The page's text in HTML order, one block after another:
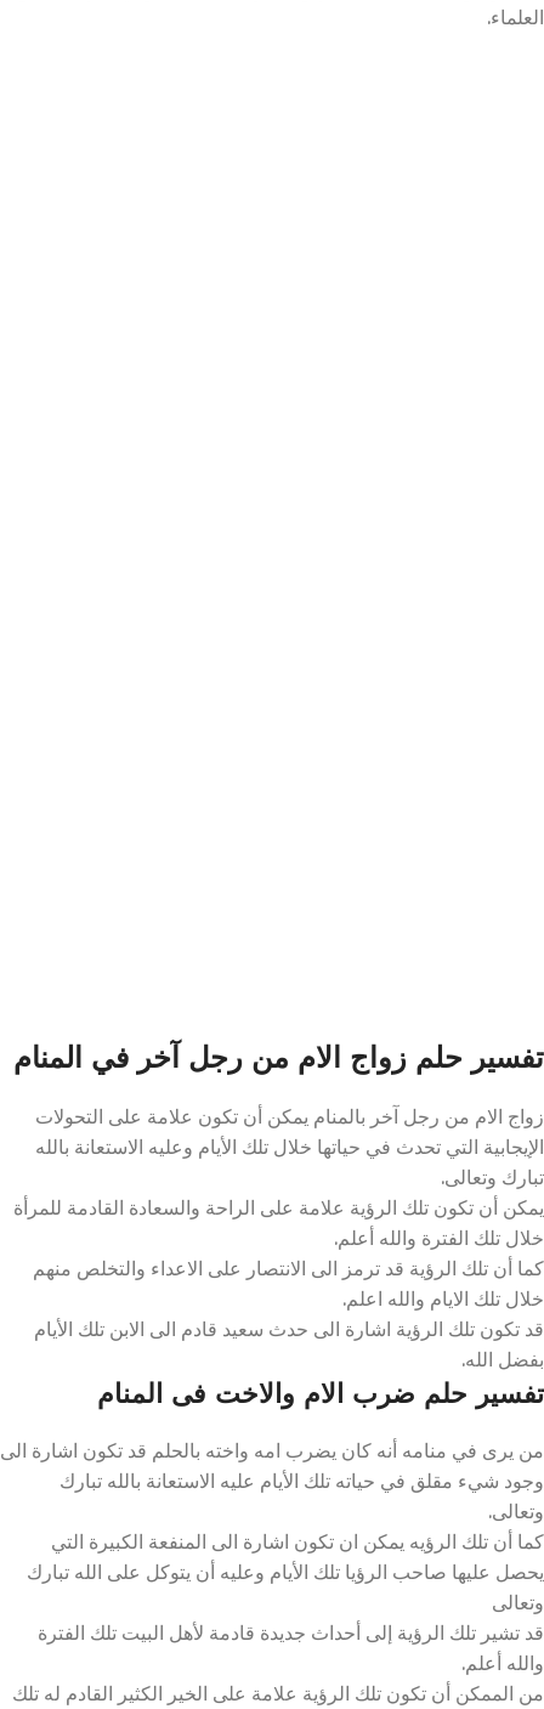
العلماء.
تفسير حلم زواج الام من رجل آخر في المنام
زواج الام من رجل آخر بالمنام يمكن أن تكون علامة على التحولات
الإيجابية التي تحدث في حياتها خلال تلك الأيام وعليه الاستعانة بالله
تبارك وتعالى.
يمكن أن تكون تلك الرؤية علامة على الراحة والسعادة القادمة للمرأة
خلال تلك الفترة والله أعلم.
كما أن تلك الرؤية قد ترمز الى الانتصار على الاعداء والتخلص منهم
خلال تلك الايام والله اعلم.
قد تكون تلك الرؤية اشارة الى حدث سعيد قادم الى الابن تلك الأيام
بفضل الله.
تفسير حلم ضرب الام والاخت فى المنام
من يرى في منامه أنه كان يضرب امه واخته بالحلم قد تكون اشارة الى
وجود شيء مقلق في حياته تلك الأيام عليه الاستعانة بالله تبارك
وتعالى.
كما أن تلك الرؤيه يمكن ان تكون اشارة الى المنفعة الكبيرة التي
يحصل عليها صاحب الرؤيا تلك الأيام وعليه أن يتوكل على الله تبارك
وتعالى
قد تشير تلك الرؤية إلى أحداث جديدة قادمة لأهل البيت تلك الفترة
والله أعلم.
من الممكن أن تكون تلك الرؤية علامة على الخير الكثير القادم له تلك